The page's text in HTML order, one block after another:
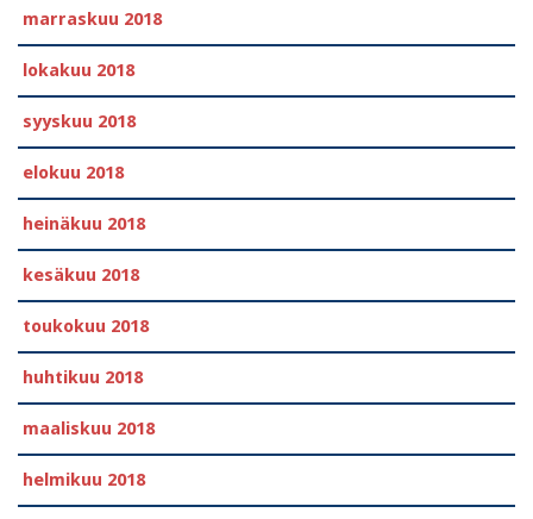
marraskuu 2018
lokakuu 2018
syyskuu 2018
elokuu 2018
heinäkuu 2018
kesäkuu 2018
toukokuu 2018
huhtikuu 2018
maaliskuu 2018
helmikuu 2018